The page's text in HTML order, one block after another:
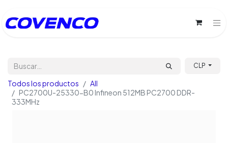
CLP
Todos los productos
All
PC2700U-25330-B0 Infineon 512MB PC2700 DDR-
333MHz